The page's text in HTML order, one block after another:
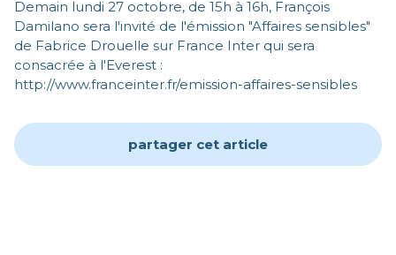
Demain lundi 27 octobre, de 15h à 16h, François
Damilano sera l'invité de l'émission "Affaires sensibles"
de Fabrice Drouelle sur France Inter qui sera
consacrée à l'Everest :
http://www.franceinter.fr/emission-affaires-sensibles
partager cet article